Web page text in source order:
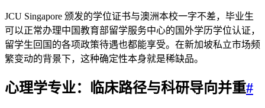
JCU Singapore 颁发的学位证书与澳洲本校一字不差，毕业生
可以正常办理中国教育部留学服务中心的国外学历学位认证，
留学生回国的各项政策待遇也都能享受。在新加坡私立市场频
繁变动的背景下，这种确定性本身就是稀缺品。
心理学专业：临床路径与科研导向并重#